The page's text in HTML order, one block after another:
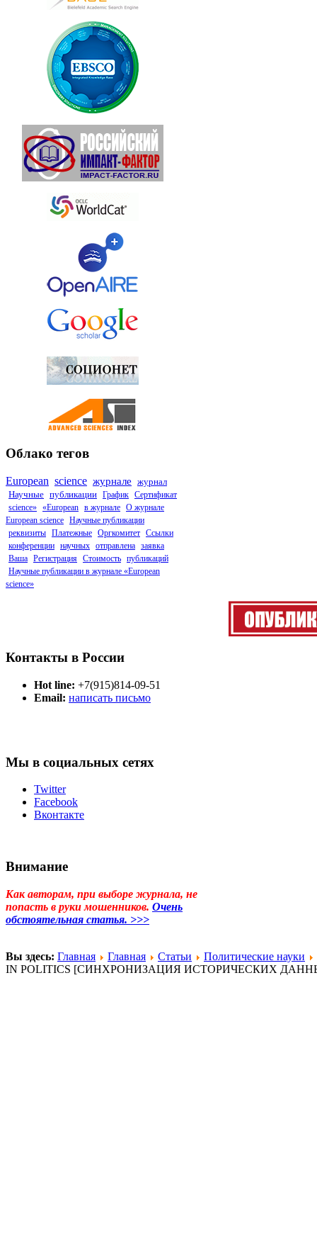
Облако тегов
European science журнале журнал
Научные публикации График Сертификат
science» «European в журнале О журнале
European science Научные публикации
реквизиты Платежные Оргкомитет Ссылки
конференции научных отправлена заявка
Ваша Регистрация Стоимость публикаций
Научные публикации в журнале «European
science»
Контакты в России
Hot line: +7(915)814-09-51
Email: написать письмо
Мы в социальных сетях
Twitter
Facebook
Вконтакте
Внимание
Как авторам, при выборе журнала, не
попасть в руки мошенников. Очень
обстоятельная статья. >>>
Вы здесь: Главная Главная Статьи Политические науки
IN POLITICS [СИНХРОНИЗАЦИЯ ИСТОРИЧЕСКИХ